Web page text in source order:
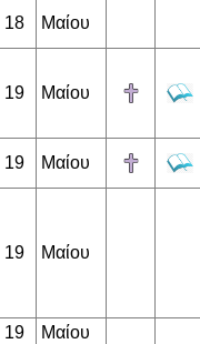
18 Μαίου
19 Μαίου
19 Μαίου
19 Μαίου
19
Μαίου